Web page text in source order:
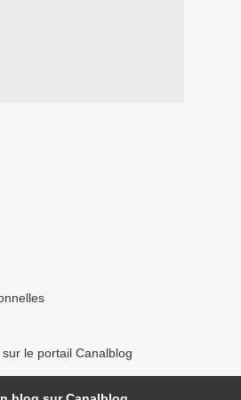
le portail Canalblog